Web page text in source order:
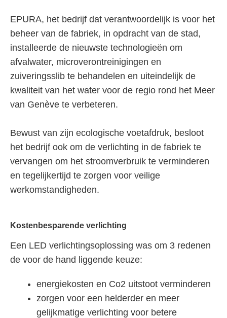
EPURA, het bedrijf dat verantwoordelijk is voor het
beheer van de fabriek, in opdracht van de stad,
installeerde de nieuwste technologieën om
afvalwater, microverontreinigingen en
zuiveringsslib te behandelen en uiteindelijk de
kwaliteit van het water voor de regio rond het Meer
van Genève te verbeteren.
Bewust van zijn ecologische voetafdruk, besloot
het bedrijf ook om de verlichting in de fabriek te
vervangen om het stroomverbruik te verminderen
en tegelijkertijd te zorgen voor veilige
werkomstandigheden.
Kostenbesparende verlichting
Een LED verlichtingsoplossing was om 3 redenen
de voor de hand liggende keuze:
energiekosten en Co2 uitstoot verminderen
zorgen voor een helderder en meer
gelijkmatige verlichting voor betere